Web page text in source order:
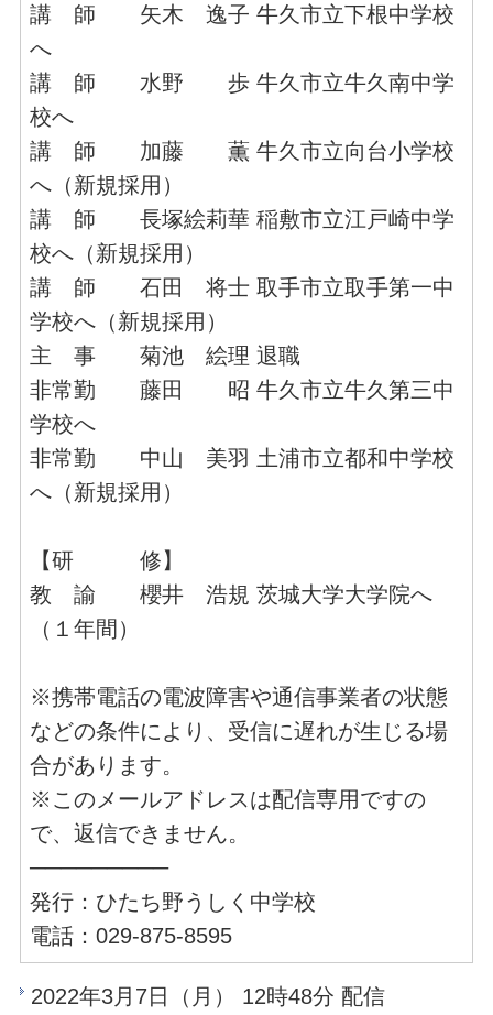
講 師 矢木 逸子 牛久市立下根中学校
へ
講 師 水野 歩 牛久市立牛久南中学
校へ
講 師 加藤 薫 牛久市立向台小学校
へ（新規採用）
講 師 長塚絵莉華 稲敷市立江戸崎中学
校へ（新規採用）
講 師 石田 将士 取手市立取手第一中
学校へ（新規採用）
主 事 菊池 絵理 退職
非常勤 藤田 昭 牛久市立牛久第三中
学校へ
非常勤 中山 美羽 土浦市立都和中学校
へ（新規採用）
【研 修】
教 諭 櫻井 浩規 茨城大学大学院へ
（１年間）
※携帯電話の電波障害や通信事業者の状態
などの条件により、受信に遅れが生じる場
合があります。
※このメールアドレスは配信専用ですの
で、返信できません。
─────────
発行：ひたち野うしく中学校
電話：029-875-8595
2022年3月7日（月） 12時48分 配信